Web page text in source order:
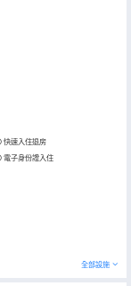
快速入住退房
電子身份證入住
全部設施